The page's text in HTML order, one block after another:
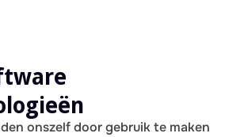
onszelf door gebruik te maken